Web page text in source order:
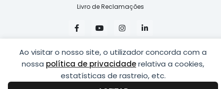
Ao visitar o nosso site, o utilizador concorda com a
nossa política de privacidaderelativa a cookies,
estatísticas de rastreio, etc.
Livro de Reclamações
F
a
c
b
o
o
k
-
Y
o
u
u
b
e
I
n
s
a
g
r
a
m
i
n
e
d
i
n
-
COPYRIGHT © 2026LUSÍADAS, DISTRIBUIÇÃO DE ÓPTICAS, LDA.